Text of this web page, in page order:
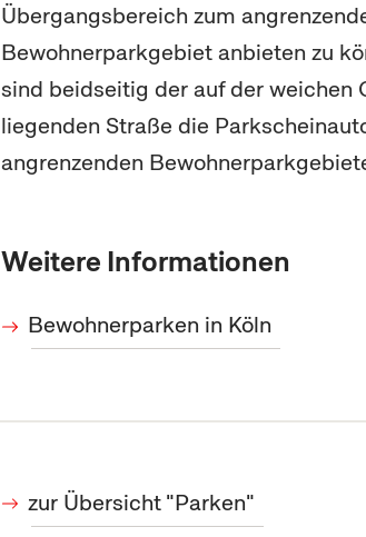
Übergangsbereich zum
Bewohnerparkgebiet anbieten zu
sind beidseitig der auf der weichen
liegenden Straße die
angrenzenden
Weitere Informationen
Bewohnerparken in Köln
zur Übersicht "Parken"